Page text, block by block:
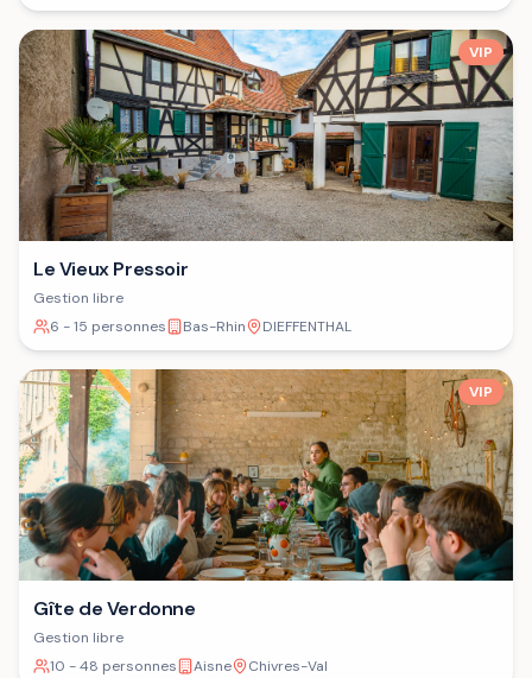
VIP
Le Vieux Pressoir
Gestion libre
6 - 15 personnes
Bas-Rhin DIEFFENTHAL
VIP
Gîte de Verdonne
Gestion libre
10 - 48 personnes
Aisne Chivres-Val